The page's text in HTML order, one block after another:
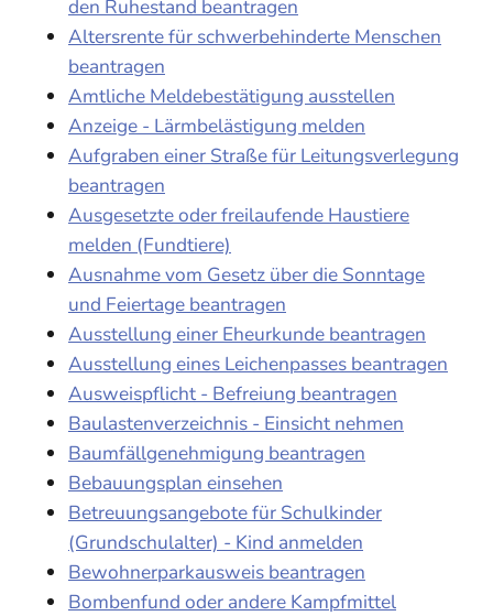
den Ruhestand beantragen
Altersrente für schwerbehinderte Menschen
beantragen
Amtliche Meldebestätigung ausstellen
Anzeige - Lärmbelästigung melden
Aufgraben einer Straße für Leitungsverlegung
beantragen
Ausgesetzte oder freilaufende Haustiere
melden (Fundtiere)
Ausnahme vom Gesetz über die Sonntage
und Feiertage beantragen
Ausstellung einer Eheurkunde beantragen
Ausstellung eines Leichenpasses beantragen
Ausweispflicht - Befreiung beantragen
Baulastenverzeichnis - Einsicht nehmen
Baumfällgenehmigung beantragen
Bebauungsplan einsehen
Betreuungsangebote für Schulkinder
(Grundschulalter) - Kind anmelden
Bewohnerparkausweis beantragen
Bombenfund oder andere Kampfmittel